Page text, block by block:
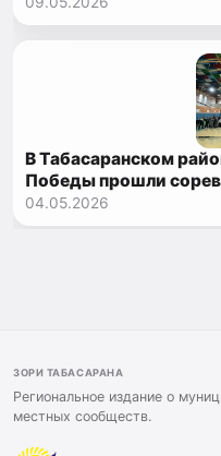
В Табасаранском
Победы прошли
04.05.2026
ЗОРИ ТАБАСАРАНА
Региональное издание о
местных сообществ.